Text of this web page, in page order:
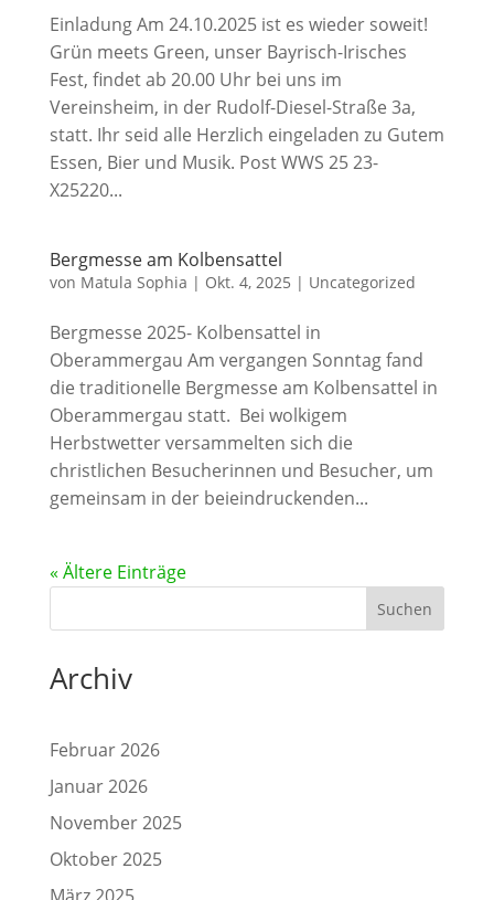
Einladung Am 24.10.2025 ist es wieder soweit!
Grün meets Green, unser Bayrisch-Irisches
Fest, findet ab 20.00 Uhr bei uns im
Vereinsheim, in der Rudolf-Diesel-Straße 3a,
statt. Ihr seid alle Herzlich eingeladen zu Gutem
Essen, Bier und Musik. Post WWS 25 23-
X25220...
Bergmesse am Kolbensattel
von Matula Sophia | Okt. 4, 2025 | Uncategorized
Bergmesse 2025- Kolbensattel in
Oberammergau Am vergangen Sonntag fand
die traditionelle Bergmesse am Kolbensattel in
Oberammergau statt. Bei wolkigem
Herbstwetter versammelten sich die
christlichen Besucherinnen und Besucher, um
gemeinsam in der beieindruckenden...
« Ältere Einträge
Suchen
Archiv
Februar 2026
Januar 2026
November 2025
Oktober 2025